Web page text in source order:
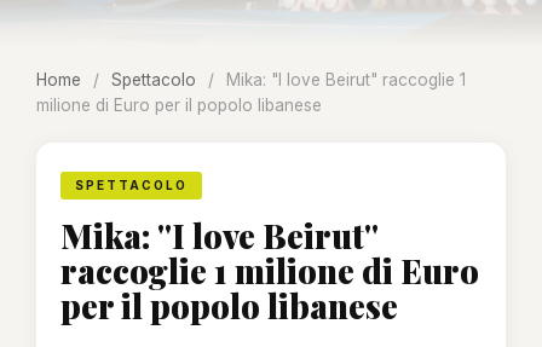
Home / Spettacolo /
Mika: "I love Beirut" raccoglie 1
milione di Euro per il popolo libanese
SPETTACOLO
Mika: "I love Beirut"
raccoglie 1 milione di Euro
per il popolo libanese